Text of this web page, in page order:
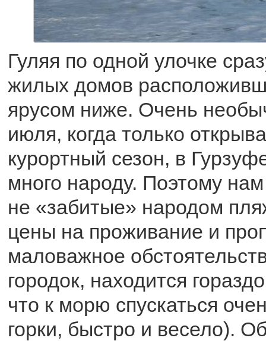
Гуляя по одной улочке
жилых домов
ярусом ниже. Очень
июля, когда только
курортный сезон, в
много народу. Поэтому
не «забитые» народом
цены на проживание и
маловажное
городок, находится
что к морю спускаться
горки, быстро и весело).